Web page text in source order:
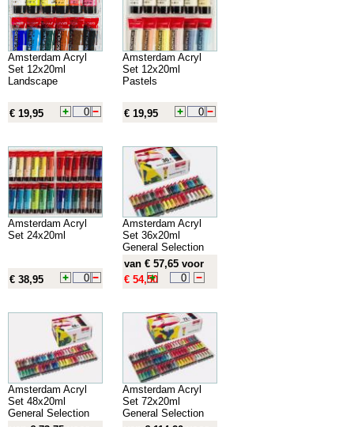
Amsterdam Acryl
Set 12x20ml
Landscape
€ 19,95
Amsterdam Acryl
Set 12x20ml
Pastels
€ 19,95
Amsterdam Acryl
Set 24x20ml
€ 38,95
Amsterdam Acryl
Set 36x20ml
General Selection
van € 57,65 voor
€ 54,50
Amsterdam Acryl
Set 48x20ml
General Selection
Amsterdam Acryl
Set 72x20ml
General Selection